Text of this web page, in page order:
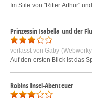
Im Stile von "Ritter Arthur"
Prinzessin Isabella und der
verfasst von Gaby
Auf den ersten Blick ist das
Robins Insel-Abenteuer